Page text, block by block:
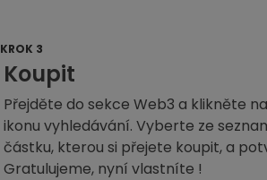
KROK 3
Koupit
Přejděte do sekce Web3 a klikněte
ikonu vyhledávání. Vyberte ze
částku, kterou si přejete koupit, a
Gratulujeme, nyní vlastníte !